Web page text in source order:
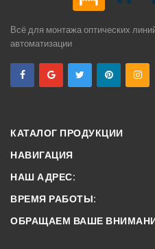
Всё для монтажа оптических
автоматизации
КАТАЛОГ ПРОДУКЦИИ
НАВИГАЦИЯ
НАШ АДРЕС:
ВРЕМЯ РАБОТЫ:
ОБРАЩАЕМ ВАШЕ